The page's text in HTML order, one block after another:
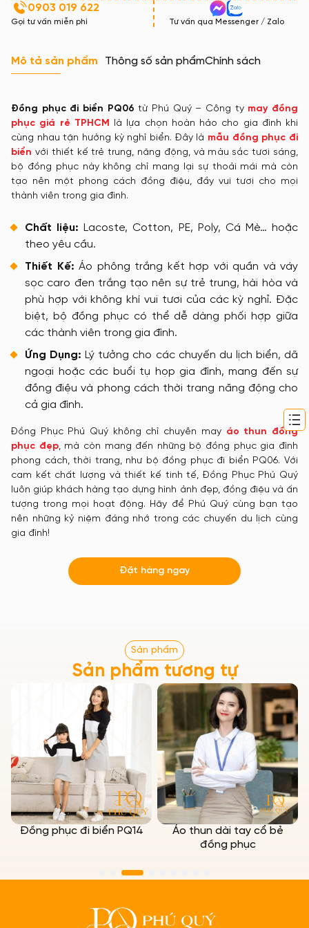
0903 019 622
Gọi tư vấn miễn phí Tư vấn qua Messenger / Zalo
Mô tả sản phẩm Thông số sản phẩmChính sách
Đồng phục đi biển PQ06 từ Phú Quý – Công ty may đồng
phục giá rẻ TPHCM
là lựa chọn hoàn hảo cho gia đình khi
cùng nhau tận hưởng kỳ nghỉ biển. Đây là mẫu đồng phục đi
biển với thiết kế trẻ trung, năng động, và màu sắc tươi sáng,
bộ đồng phục này không chỉ mang lại sự thoải mái mà còn
tạo nên một phong cách đồng điệu, đầy vui tươi cho mọi
thành viên trong gia đình.
Chất liệu: Lacoste, Cotton, PE, Poly, Cá Mè… hoặc
theo yêu cầu.
Thiết Kế: Áo phông trắng kết hợp với quần và váy
sọc caro đen trắng tạo nên sự trẻ trung, hài hòa và
phù hợp với không khí vui tươi của các kỳ nghỉ. Đặc
biệt, bộ đồng phục có thể dễ dàng phối hợp giữa
các thành viên trong gia đình.
Ứng Dụng: Lý tưởng cho các chuyến du lịch biển, dã
ngoại hoặc các buổi tụ họp gia đình, mang đến sự
đồng điệu và phong cách thời trang năng động cho
cả gia đình.
Đồng Phục Phú Quý không chỉ chuyên may áo thun đồng
phục đẹp, mà còn mang đến những bộ đồng phục gia đình
phong cách, thời trang, như bộ đồng phục đi biển PQ06. Với
cam kết chất lượng và thiết kế tinh tế, Đồng Phục Phú Quý
luôn giúp khách hàng tạo dựng hình ảnh đẹp, đồng điệu và ấn
tượng trong mọi hoạt động. Hãy để Phú Quý cùng bạn tạo
nên những kỷ niệm đáng nhớ trong các chuyến du lịch cùng
gia đình!
Đặt hàng ngay
Sản phẩm
Sản phẩm tương tự
Đồng phục đi biển PQ14
Áo thun dài tay cổ bẻ
đồng phục